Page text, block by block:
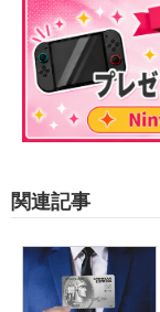
関連記事